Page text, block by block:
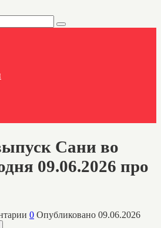
Сани во
09.06.2026 про
0 Опубликовано 09.06.2026